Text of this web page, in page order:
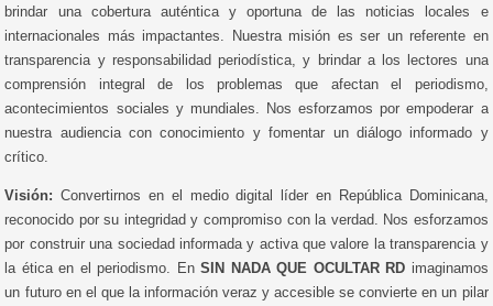
brindar una cobertura auténtica y oportuna de las noticias locales e
internacionales más impactantes. Nuestra misión es ser un referente en
transparencia y responsabilidad periodística, y brindar a los lectores una
comprensión integral de los problemas que afectan el periodismo,
acontecimientos sociales y mundiales. Nos esforzamos por empoderar a
nuestra audiencia con conocimiento y fomentar un diálogo informado y
crítico.
Visión: Convertirnos en el medio digital líder en República Dominicana,
reconocido por su integridad y compromiso con la verdad. Nos esforzamos
por construir una sociedad informada y activa que valore la transparencia y
la ética en el periodismo. EnSIN NADA QUE OCULTAR RD imaginamos
un futuro en el que la información veraz y accesible se convierte en un pilar